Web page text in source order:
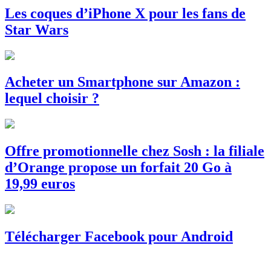
Les coques d’iPhone X pour les fans de
Star Wars
Acheter un Smartphone sur Amazon :
lequel choisir ?
Offre promotionnelle chez Sosh : la filiale
d’Orange propose un forfait 20 Go à
19,99 euros
Télécharger Facebook pour Android